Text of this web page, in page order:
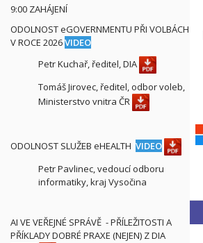
9:00 ZAHÁJENÍ
ODOLNOST eGOVERNMENTU PŘI VOLBÁCH
V ROCE 2026VIDEO
Petr Kuchař, ředitel, DIA
Tomáš Jirovec, ředitel, odbor voleb,
Ministerstvo vnitra ČR
ODOLNOST SLUŽEB eHEALTH VIDEO
Petr Pavlinec, vedoucí odboru
informatiky, kraj Vysočina
AI VE VEŘEJNÉ SPRÁVĚ - PŘÍLEŽITOSTI A
PŘÍKLADY DOBRÉ PRAXE (NEJEN) Z DIA